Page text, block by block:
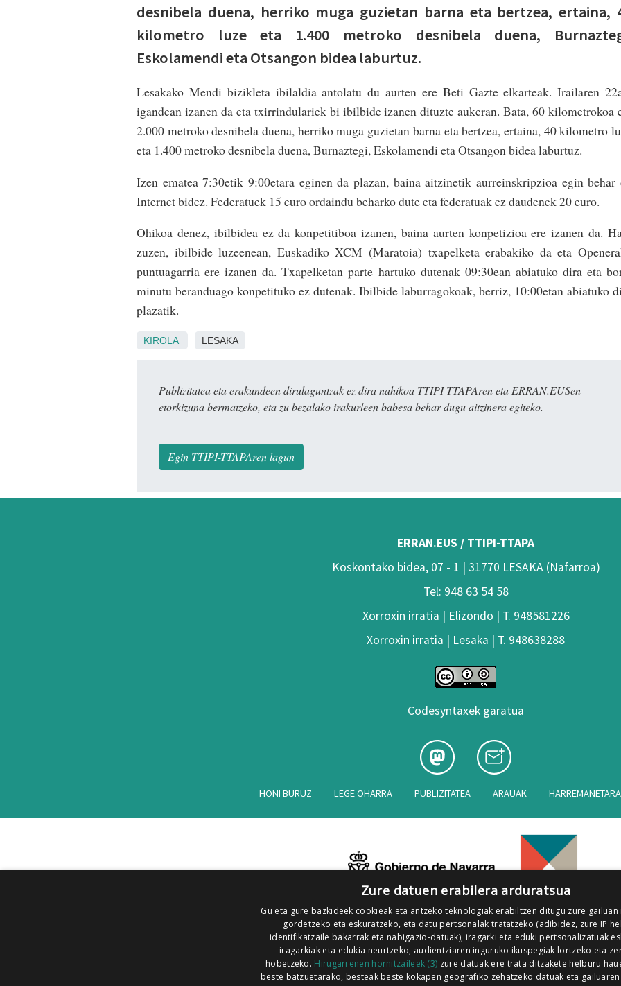
desnibela duena, herriko muga guzietan barna eta bertzea, ertaina,
kilometro luze eta 1.400 metroko desnibela duena,
Eskolamendi eta Otsangon bidea laburtuz.
Lesakako Mendi bizikleta ibilaldia antolatu du aurten ere Beti Gazte elkarteak. Irailaren
igandean izanen da eta txirrindulariek bi ibilbide izanen dituzte aukeran. Bata, 60 kilometrokoa
2.000 metroko desnibela duena, herriko muga guzietan barna eta bertzea, ertaina, 40 kilometro
eta 1.400 metroko desnibela duena, Burnaztegi, Eskolamendi eta Otsangon bidea laburtuz.
Izen ematea 7:30etik 9:00etara eginen da plazan, baina aitzinetik aurreinskripzioa egin behar
Internet bidez. Federatuek 15 euro ordaindu beharko dute eta federatuak ez daudenek 20 euro.
Ohikoa denez, ibilbidea ez da konpetitiboa izanen, baina aurten konpetizioa ere izanen da.
zuzen, ibilbide luzeenean, Euskadiko XCM (Maratoia) txapelketa erabakiko da eta
puntuagarria ere izanen da. Txapelketan parte hartuko dutenak 09:30ean abiatuko dira eta
minutu beranduago konpetituko ez dutenak. Ibilbide laburragokoak, berriz, 10:00etan abiatuko
plazatik.
KIROLA LESAKA
Publizitatea eta erakundeen dirulaguntzak ez dira nahikoa TTIPI-TTAPAren eta ERRAN.EUSen
etorkizuna bermatzeko, eta zu bezalako irakurleen babesa behar dugu aitzinera egiteko.
Egin TTIPI-TTAPAren lagun
ERRAN.EUS / TTIPI-TTAPA
Koskontako bidea, 07 - 1 | 31770 LESAKA (Nafarroa)
Tel: 948 63 54 58
Xorroxin irratia | Elizondo | T. 948581226
Xorroxin irratia | Lesaka | T. 948638288
Codesyntaxek garatua
HONI BURUZ LEGE OHARRA PUBLIZITATEA ARAUAK
Zure datuen erabilera arduratsua
Gu eta gure bazkideek cookieak eta antzeko teknologiak erabiltzen ditugu zure
gordetzeko eta eskuratzeko, eta datu pertsonalak tratatzeko (adibidez, zure IP
identifikatzaile bakarrak eta nabigazio-datuak), iragarki eta eduki pertsonalizatuak
iragarkiak eta edukia neurtzeko, audientziaren inguruko ikuspegiak lortzeko eta
hobetzeko. Hirugarrenen hornitzaileek (3) zure datuak ere trata ditzakete helburu
beste batzuetarako, besteak beste kokapen geografiko zehatzeko datuak eta